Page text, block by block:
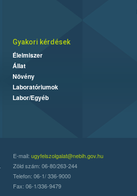
Gyakori kérdések
Élelmiszer
Állat
Növény
Laboratóriumok
Labor/Egyéb
E-mail:ugyfelszolgalat@nebih.gov.hu
Zöld szám: 06-80/263-244
Telefon: 06-1/ 336-9000
Fax: 06-1/336-9479